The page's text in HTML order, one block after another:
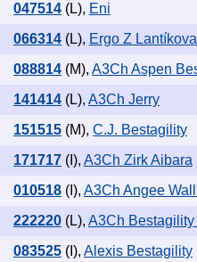
047514 (L), Eni
066314 (L), Ergo Z Lantíkova
088814 (M), A3Ch Aspen
141414 (L), A3Ch Jerry
151515 (M), C.J. Bestagility
171717 (I), A3Ch Zirk Aibara
010518 (I), A3Ch Angee
222220 (L), A3Ch Bestagility
083525 (I), Alexis Bestagility